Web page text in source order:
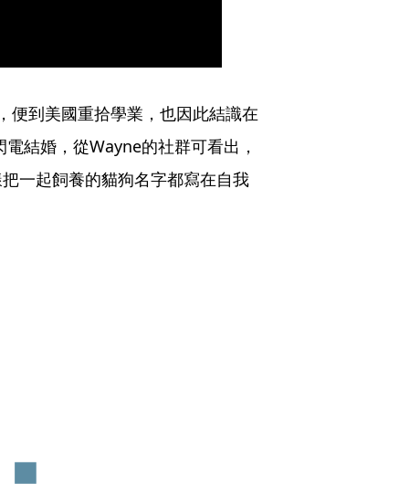
便到美國重拾學業，也因此結識在
結婚，從Wayne的社群可看出，
一起飼養的貓狗名字都寫在自我